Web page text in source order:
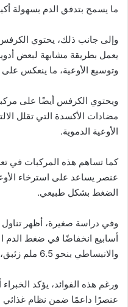
ما يسمح بتدفق الدم بسهولة
يعمل بطريقة مشابهة لبعض
وتوسيع الأوعية، ما ينعكس
ويحتوي الكرفس أيضًا على
مضادات الأكسدة التي تقلل
الأوعية الدموية.
كما تساهم هذه المركبات في
عنصر يساعد على استرخاء
الضغط بشكل طبيعي.
وفي دراسة صغيرة، أظهر
والانبساطي بنحو 6.5 ملم زئبق، دون تسجيل آثار جانبية ملحوظة.
ورغم هذه الفوائد، يؤكد